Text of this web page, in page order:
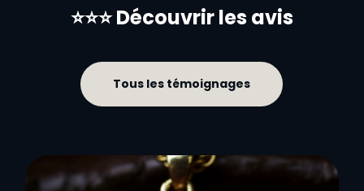
⭐⭐⭐ Découvrir les avis
Tous les témoignages